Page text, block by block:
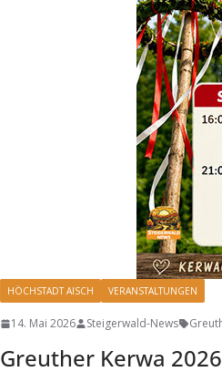
HÖCHSTADT AISCH VERANSTALTUNGEN
14. Mai 2026 Steigerwald-News
Greuther Kerwa 2026